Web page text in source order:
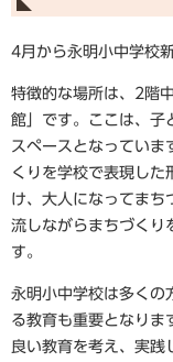
4月から永明小中学校
特徴的な場所は、2階
館」です。ここは、子
スペースとなっていま
くりを学校で表現した
け、大人になってまち
流しながらまちづくり
す。
永明小中学校は多くの
る教育も重要となりま
良い教育を考え、実践